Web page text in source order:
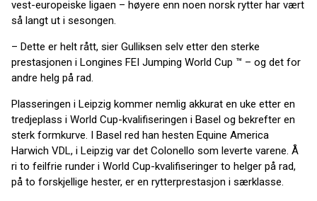
vest-europeiske ligaen – høyere enn noen norsk rytter har vært
så langt ut i sesongen.
– Dette er helt rått, sier Gulliksen selv etter den sterke
prestasjonen i Longines FEI Jumping World Cup ™ – og det for
andre helg på rad.
Plasseringen i Leipzig kommer nemlig akkurat en uke etter en
tredjeplass i World Cup-kvalifiseringen i Basel og bekrefter en
sterk formkurve. I Basel red han hesten Equine America
Harwich VDL, i Leipzig var det Colonello som leverte varene. Å
ri to feilfrie runder i World Cup-kvalifiseringer to helger på rad,
på to forskjellige hester, er en rytterprestasjon i særklasse.